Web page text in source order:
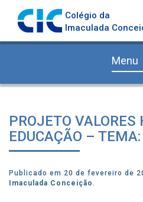
Colégio da
Imaculada
Menu
PROJETO
EDUCAÇÃO –
Publicado em 20 de fevereiro de
Imaculada Conceição.